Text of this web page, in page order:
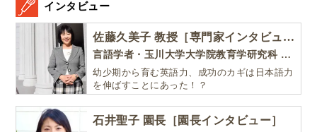
インタビュー
佐藤久美子 教授［専門家インタビュー］
言語学者・玉川大学大学院教育学研究科 教授・NHK「えいごであそぼ」総合指導
幼少期から育む英語力、成功のカギは日本語力
を伸ばすことにあった！？
石井聖子 園長［園長インタビュー］